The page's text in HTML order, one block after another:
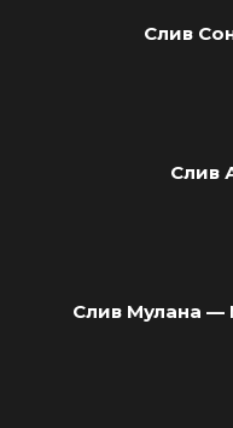
Слив
Слив
Слив Мулана —